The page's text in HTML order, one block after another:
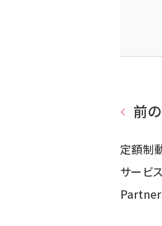
前
定額制
サービ